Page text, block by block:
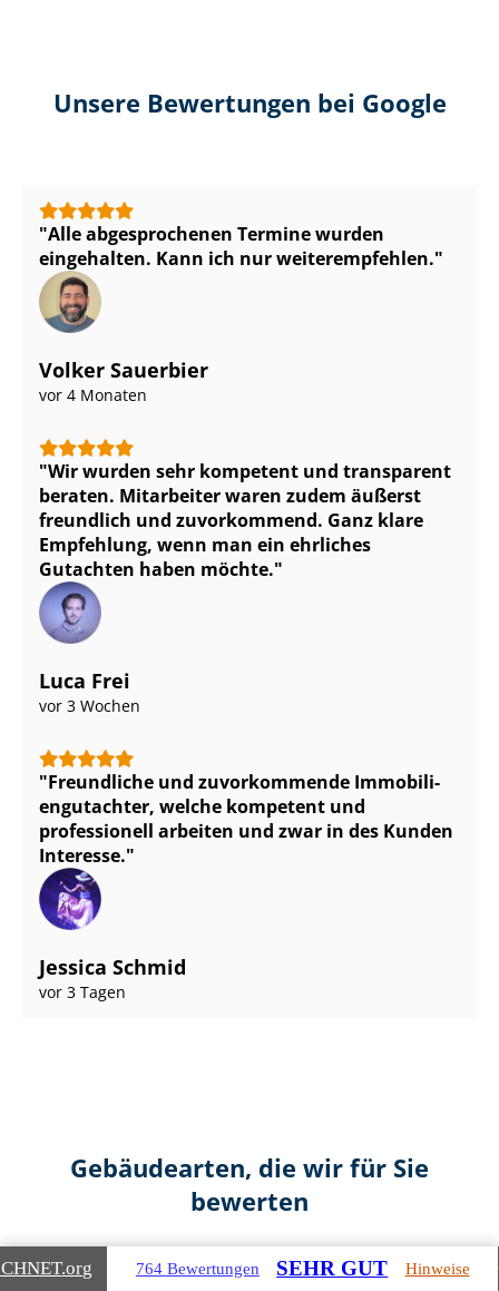
Unsere Bewertungen bei Google
Alle abgesprochenen Termine wurden
eingehalten. Kann ich nur weiterempfehlen.
Volker Sauerbier
vor 4 Monaten
Wir wurden sehr kompetent und transparent
beraten. Mitarbeiter waren zudem äußerst
freundlich und zuvorkommend. Ganz klare
Empfehlung, wenn man ein ehrliches
Gutachten haben möchte.
Luca Frei
vor 3 Wochen
Freundliche und zuvorkommende Im­mo­bi­li­
en­gut­ach­ter, welche kompetent und
professionell arbeiten und zwar in des Kunden
Interesse.
Jessica Schmid
vor 3 Tagen
Gebäudearten, die wir für Sie
bewerten
.org 764 Bewertungen SEHR GUT Hinweise